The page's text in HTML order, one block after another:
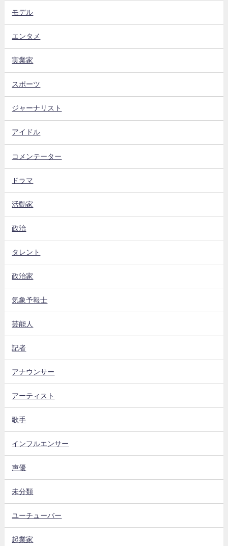
モデル
エンタメ
実業家
スポーツ
ジャーナリスト
アイドル
コメンテーター
ドラマ
活動家
政治
タレント
政治家
気象予報士
芸能人
記者
アナウンサー
アーティスト
歌手
インフルエンサー
声優
未分類
ユーチューバー
起業家